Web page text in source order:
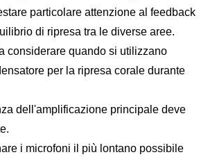
particolare attenzione al feedback
di ripresa tra le diverse aree.
quando si utilizzano
per la ripresa corale durante
dell'amplificazione principale deve
i microfoni il più lontano possibile